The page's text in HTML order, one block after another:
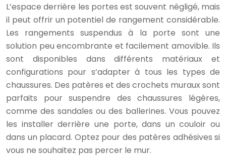
L’espace derrière les portes est souvent négligé, mais
il peut offrir un potentiel de rangement considérable.
Les rangements suspendus à la porte sont une
solution peu encombrante et facilement amovible. Ils
sont disponibles dans différents matériaux et
configurations pour s’adapter à tous les types de
chaussures. Des patères et des crochets muraux sont
parfaits pour suspendre des chaussures légères,
comme des sandales ou des ballerines. Vous pouvez
les installer derrière une porte, dans un couloir ou
dans un placard. Optez pour des patères adhésives si
vous ne souhaitez pas percer le mur.